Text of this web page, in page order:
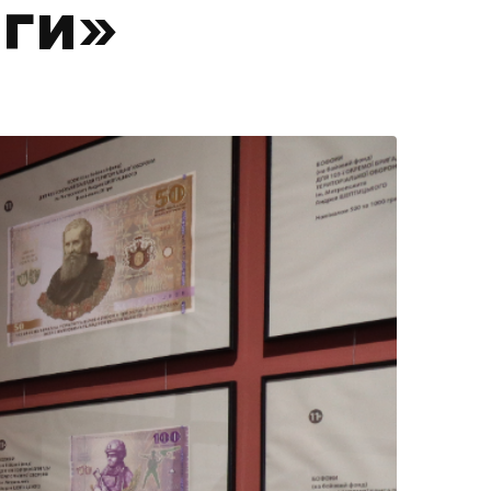
на сайті